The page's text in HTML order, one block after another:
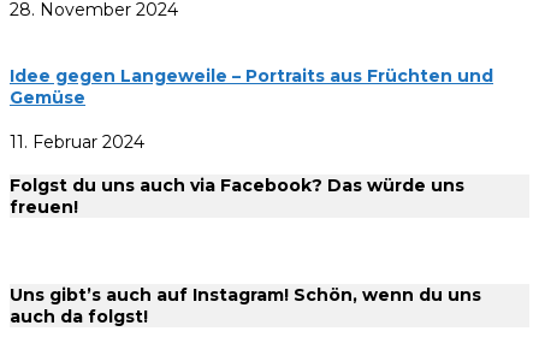
28. November 2024
Idee gegen Langeweile – Portraits aus Früchten und
Gemüse
11. Februar 2024
Folgst du uns auch via Facebook? Das würde uns
freuen!
Uns gibt’s auch auf Instagram! Schön, wenn du uns
auch da folgst!